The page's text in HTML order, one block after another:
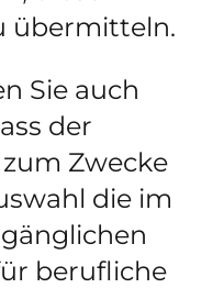
übermitteln.
Sie auch
der
Zwecke
die im
berufliche